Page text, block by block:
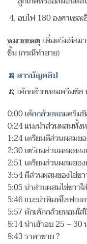
อบไฟ 180 องศาเซล
หมายเหตุ เพิ่มครีมชีสม
ขึ้น (กรณีทำขาย)
🍌 สารบัญคลิป
🍌 เค้กกล้วยหอมครีมชีส
0:00เค้กกล้วยหอมครีม
0:24 แนะนำส่วนผสมทั้ง
1:24 เตรียมตีส่วนผสมข
2:30 เตรียมส่วนผสมขอ
2:51 เตรียมส่วนผสมของ
3:54 ตีส่วนผสมของไข่ข
5:05 นำส่วนผสมไข่ขาว
5:46 แนะนำพิมพ์โลฟเบ
5:57 ตักเค้กกล้วยหอมใ
8:14 นำเข้าอบ 25 – 30
8:43 ราคาขาย ?